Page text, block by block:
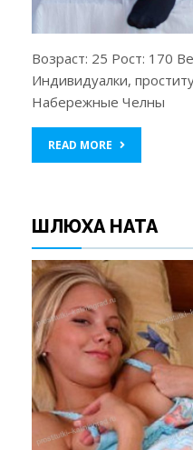
Возраст: 25 Рост: 170
Индивидуалки,
Набережные Челны
READ MORE
ШЛЮХА НАТА